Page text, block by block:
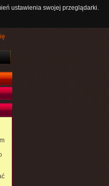
ustawienia swojej przeglądarki.